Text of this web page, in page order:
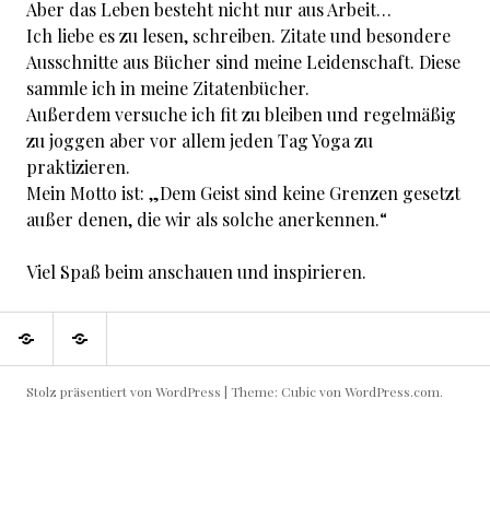
Aber das Leben besteht nicht nur aus Arbeit…
Ich liebe es zu lesen, schreiben. Zitate und besondere
Ausschnitte aus Bücher sind meine Leidenschaft. Diese
sammle ich in meine Zitatenbücher.
Außerdem versuche ich fit zu bleiben und regelmäßig
zu joggen aber vor allem jeden Tag Yoga zu
praktizieren.
Mein Motto ist: „Dem Geist sind keine Grenzen gesetzt
außer denen, die wir als solche anerkennen.“
Viel Spaß beim anschauen und inspirieren.
Über
mich
Impressum
Stolz präsentiert von WordPress | Theme: Cubic von WordPress.com.